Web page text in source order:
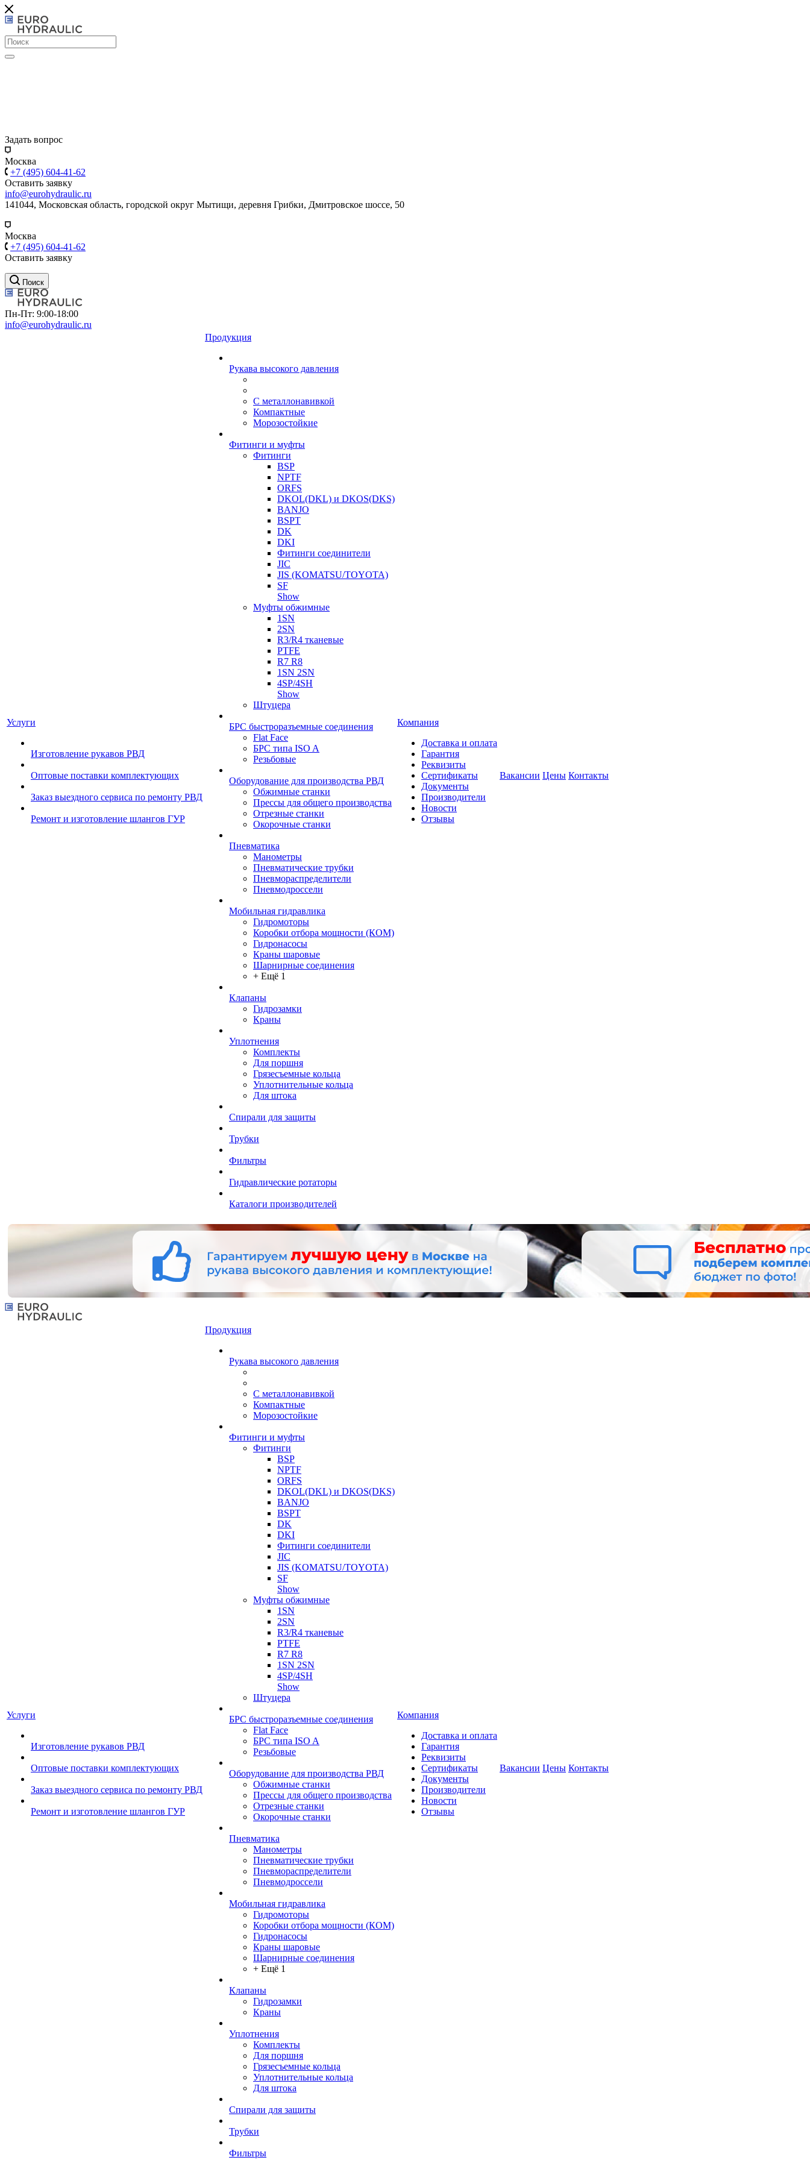
Задать вопрос
Москва
+7 (495) 604-41-62
Оставить заявку
info@eurohydraulic.ru
141044, Московская область, городской округ Мытищи, деревня Грибки, Дмитровское шоссе, 50
Москва
+7 (495) 604-41-62
Оставить заявку
Поиск
Пн-Пт: 9:00-18:00
info@eurohydraulic.ru
Услуги
Изготовление рукавов РВД
Оптовые поставки комплектующих
Заказ выездного сервиса по ремонту РВД
Ремонт и изготовление шлангов ГУР
Продукция
Рукава высокого давления
С металлонавивкой
Компактные
Морозостойкие
Фитинги и муфты
Фитинги
BSP
NPTF
ORFS
DKOL(DKL) и DKOS(DKS)
BANJO
BSPT
DK
DKI
Фитинги соединители
JIC
JIS (KOMATSU/TOYOTA)
SF
Show
Муфты обжимные
1SN
2SN
R3/R4 тканевые
PTFE
R7 R8
1SN 2SN
4SP/4SH
Show
Штуцера
БРС быстроразъемные соединения
Flat Face
БРС типа ISO A
Резьбовые
Оборудование для производства РВД
Обжимные станки
Прессы для общего производства
Отрезные станки
Окорочные станки
Пневматика
Манометры
Пневматические трубки
Пневмораспределители
Пневмодроссели
Мобильная гидравлика
Гидромоторы
Коробки отбора мощности (КОМ)
Гидронасосы
Краны шаровые
Шарнирные соединения
+ Ещё 1
Клапаны
Гидрозамки
Краны
Уплотнения
Комплекты
Для поршня
Грязесъемные кольца
Уплотнительные кольца
Для штока
Спирали для защиты
Трубки
Фильтры
Гидравлические ротаторы
Каталоги производителей
Компания
Доставка и оплата
Гарантия
Реквизиты
Сертификаты
Документы
Производители
Новости
Отзывы
Вакансии Цены Контакты
Услуги
Изготовление рукавов РВД
Оптовые поставки комплектующих
Заказ выездного сервиса по ремонту РВД
Ремонт и изготовление шлангов ГУР
Продукция
Рукава высокого давления
С металлонавивкой
Компактные
Морозостойкие
Фитинги и муфты
Фитинги
BSP
NPTF
ORFS
DKOL(DKL) и DKOS(DKS)
BANJO
BSPT
DK
DKI
Фитинги соединители
JIC
JIS (KOMATSU/TOYOTA)
SF
Show
Муфты обжимные
1SN
2SN
R3/R4 тканевые
PTFE
R7 R8
1SN 2SN
4SP/4SH
Show
Штуцера
БРС быстроразъемные соединения
Flat Face
БРС типа ISO A
Резьбовые
Оборудование для производства РВД
Обжимные станки
Прессы для общего производства
Отрезные станки
Окорочные станки
Пневматика
Манометры
Пневматические трубки
Пневмораспределители
Пневмодроссели
Мобильная гидравлика
Гидромоторы
Коробки отбора мощности (КОМ)
Гидронасосы
Краны шаровые
Шарнирные соединения
+ Ещё 1
Клапаны
Гидрозамки
Краны
Уплотнения
Комплекты
Для поршня
Грязесъемные кольца
Уплотнительные кольца
Для штока
Спирали для защиты
Трубки
Фильтры
Компания
Доставка и оплата
Гарантия
Реквизиты
Сертификаты
Документы
Производители
Новости
Отзывы
Вакансии Цены Контакты